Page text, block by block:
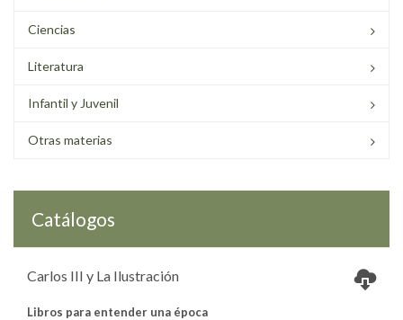
Ciencias
Literatura
Infantil y Juvenil
Otras materias
Catálogos
Carlos III y La Ilustración
Libros para entender una época